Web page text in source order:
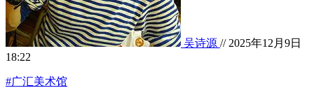
吴诗源 // 2025年12月9日
18:22
#广汇美术馆